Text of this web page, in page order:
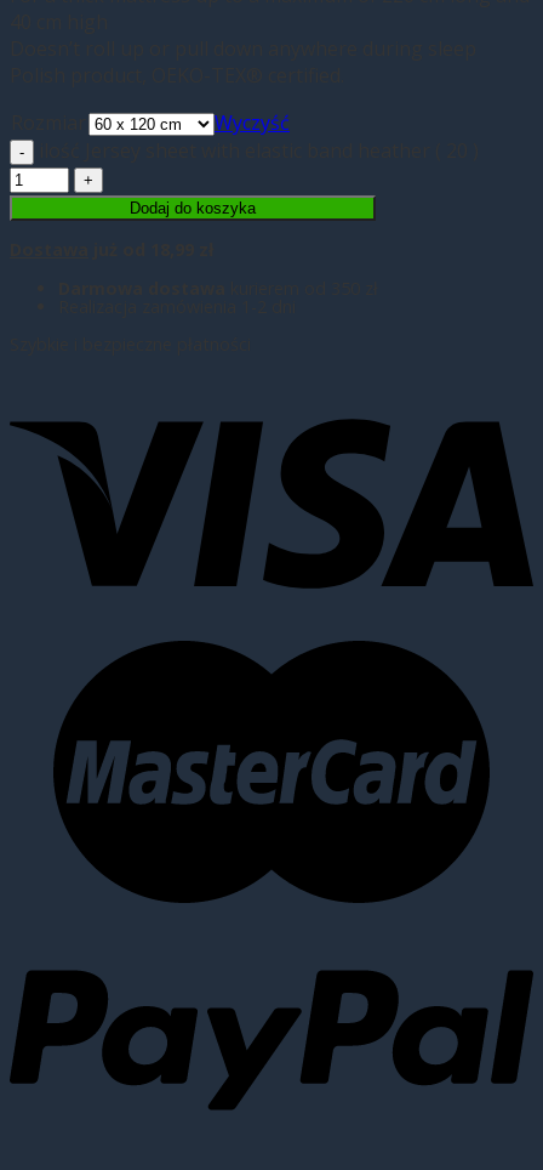
Wyczyść
Dodaj do koszyka